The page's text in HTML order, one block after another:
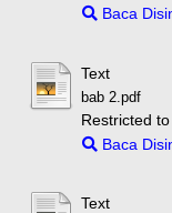
Baca
Text
bab 2.pdf
Restricted
Baca
Text